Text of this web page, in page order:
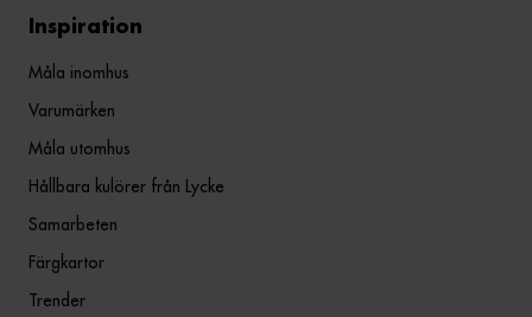
Inspiration
Måla inomhus
Varumärken
Måla utomhus
Hållbara kulörer från Lycke
Samarbeten
Färgkartor
Trender